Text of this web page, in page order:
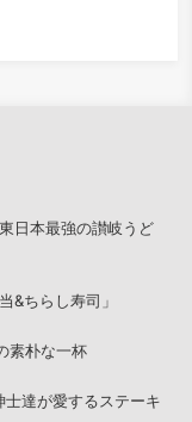
日本最強の讃岐うど
&ちらし寿司」
素朴な一杯
士達が愛するステーキ